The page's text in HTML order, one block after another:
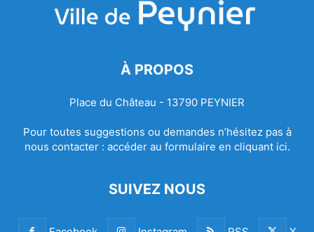
À PROPOS
Place du Château - 13790 PEYNIER
Pour toutes suggestions ou demandes n’hésitez pas à
nous contacter : accéder au formulaire en cliquant ici.
SUIVEZ NOUS